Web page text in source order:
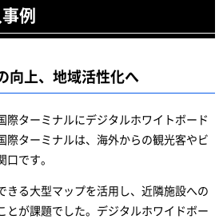
例
向上、地域活性化へ
際ターミナルにデジタルホワイトボード
際ターミナルは、海外からの観光客やビ
です。
きる大型マップを活用し、近隣施設への
とが課題でした。デジタルホワイドボー